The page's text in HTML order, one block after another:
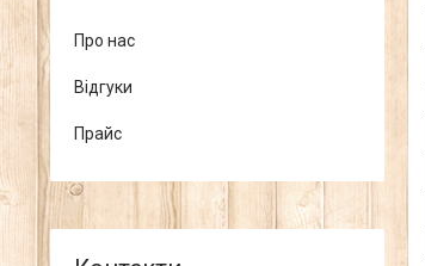
Про нас
Відгуки
Прайс